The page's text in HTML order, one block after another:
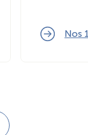
Nos